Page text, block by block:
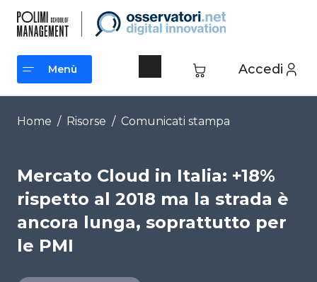
contenuto
Accedi
Menù
Menù
Home / Risorse / Comunicati stampa
Mercato Cloud in Italia: +18%
rispetto al 2018 ma la strada è
ancora lunga, soprattutto per
le PMI